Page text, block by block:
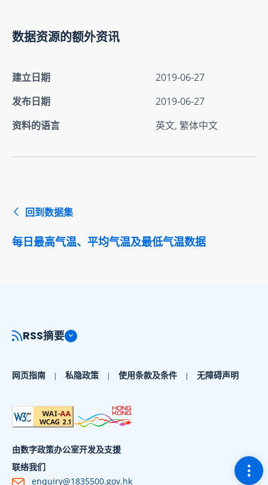
数据资源的额外资讯
建立日期
2019-06-27
发布日期
2019-06-27
资料的语言
英文, 繁体中文
回到数据集
每日最高气温、平均气温及最低气温数据
切
RSS摘要
网页指南 私隐政策 使用条款及条件 无障碍声明
由数字政策办公室开发及支援
联络我们
enquiry@1835500.gov.hk